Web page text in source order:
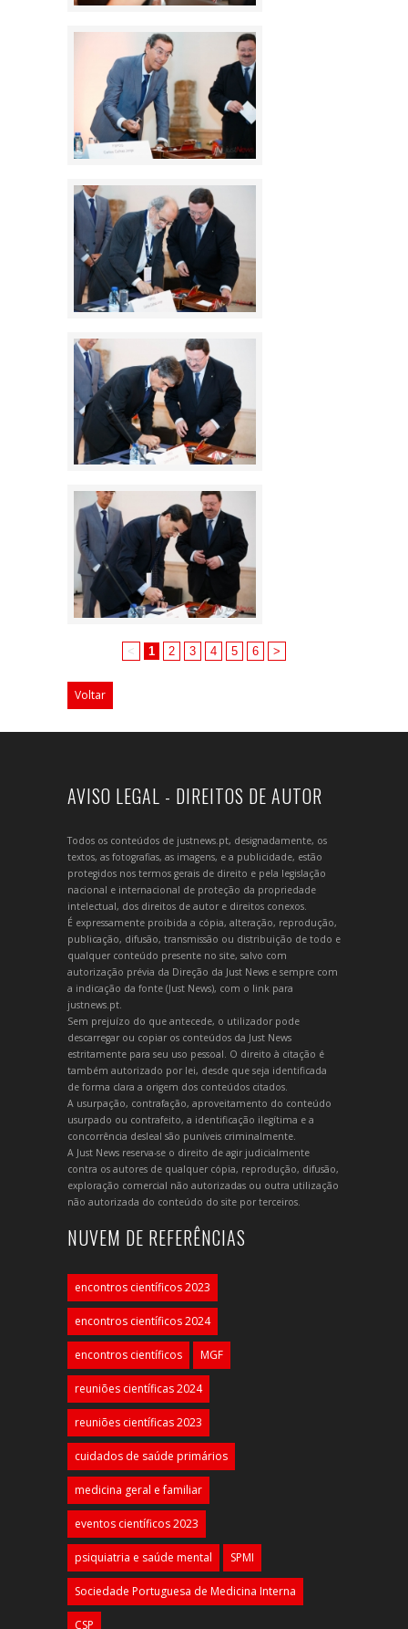
< 1 2 3 4 5 6 >
Voltar
AVISO LEGAL - DIREITOS DE AUTOR
Todos os conteúdos de justnews.pt, designadamente, os
textos, as fotografias, as imagens, e a publicidade, estão
protegidos nos termos gerais de direito e pela legislação
nacional e internacional de proteção da propriedade
intelectual, dos direitos de autor e direitos conexos.
É expressamente proibida a cópia, alteração, reprodução,
publicação, difusão, transmissão ou distribuição de todo e
qualquer conteúdo presente no site, salvo com
autorização prévia da Direção da Just News e sempre com
a indicação da fonte (Just News), com o link para
justnews.pt.
Sem prejuízo do que antecede, o utilizador pode
descarregar ou copiar os conteúdos da Just News
estritamente para seu uso pessoal. O direito à citação é
também autorizado por lei, desde que seja identificada
de forma clara a origem dos conteúdos citados.
A usurpação, contrafação, aproveitamento do conteúdo
usurpado ou contrafeito, a identificação ilegítima e a
concorrência desleal são puníveis criminalmente.
A Just News reserva-se o direito de agir judicialmente
contra os autores de qualquer cópia, reprodução, difusão,
exploração comercial não autorizadas ou outra utilização
não autorizada do conteúdo do site por terceiros.
NUVEM DE REFERÊNCIAS
encontros científicos 2023
encontros científicos 2024
encontros científicos MGF
reuniões científicas 2024
reuniões científicas 2023
cuidados de saúde primários
medicina geral e familiar
eventos científicos 2023
psiquiatria e saúde mental SPMI
Sociedade Portuguesa de Medicina Interna
CSP